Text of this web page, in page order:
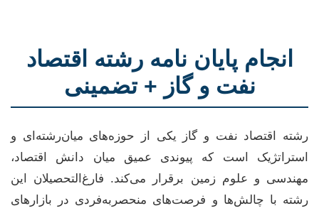
انجام پایان نامه رشته اقتصاد
نفت و گاز + تضمینی
رشته اقتصاد نفت و گاز یکی از حوزه‌های میان‌رشته‌ای و
استراتژیک است که پیوندی عمیق میان دانش اقتصاد،
مهندسی و علوم زمین برقرار می‌کند. فارغ‌التحصیلان این
رشته با چالش‌ها و فرصت‌های منحصربه‌فردی در بازارهای